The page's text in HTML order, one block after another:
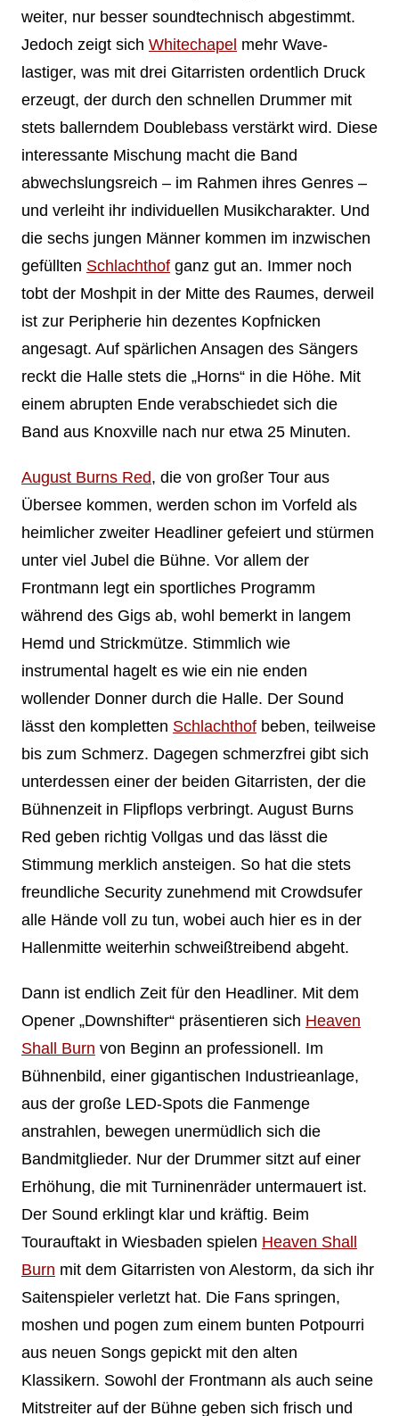
weiter, nur besser soundtechnisch abgestimmt.
Jedoch zeigt sich Whitechapel mehr Wave-
lastiger, was mit drei Gitarristen ordentlich Druck
erzeugt, der durch den schnellen Drummer mit
stets ballerndem Doublebass verstärkt wird. Diese
interessante Mischung macht die Band
abwechslungsreich – im Rahmen ihres Genres –
und verleiht ihr individuellen Musikcharakter. Und
die sechs jungen Männer kommen im inzwischen
gefüllten Schlachthofganz gut an. Immer noch
tobt der Moshpit in der Mitte des Raumes, derweil
ist zur Peripherie hin dezentes Kopfnicken
angesagt. Auf spärlichen Ansagen des Sängers
reckt die Halle stets die „Horns“ in die Höhe. Mit
einem abrupten Ende verabschiedet sich die
Band aus Knoxville nach nur etwa 25 Minuten.
August Burns Red, die von großer Tour aus
Übersee kommen, werden schon im Vorfeld als
heimlicher zweiter Headliner gefeiert und stürmen
unter viel Jubel die Bühne. Vor allem der
Frontmann legt ein sportliches Programm
während des Gigs ab, wohl bemerkt in langem
Hemd und Strickmütze. Stimmlich wie
instrumental hagelt es wie ein nie enden
wollender Donner durch die Halle. Der Sound
lässt den kompletten Schlachthofbeben, teilweise
bis zum Schmerz. Dagegen schmerzfrei gibt sich
unterdessen einer der beiden Gitarristen, der die
Bühnenzeit in Flipflops verbringt. August Burns
Red geben richtig Vollgas und das lässt die
Stimmung merklich ansteigen. So hat die stets
freundliche Security zunehmend mit Crowdsufer
alle Hände voll zu tun, wobei auch hier es in der
Hallenmitte weiterhin schweißtreibend abgeht.
Dann ist endlich Zeit für den Headliner. Mit dem
Opener „Downshifter“ präsentieren sich Heaven
Shall Burn von Beginn an professionell. Im
Bühnenbild, einer gigantischen Industrieanlage,
aus der große LED-Spots die Fanmenge
anstrahlen, bewegen unermüdlich sich die
Bandmitglieder. Nur der Drummer sitzt auf einer
Erhöhung, die mit Turninenräder untermauert ist.
Der Sound erklingt klar und kräftig. Beim
Tourauftakt in Wiesbaden spielen Heaven Shall
Burn mit dem Gitarristen von Alestorm, da sich ihr
Saitenspieler verletzt hat. Die Fans springen,
moshen und pogen zum einem bunten Potpourri
aus neuen Songs gepickt mit den alten
Klassikern. Sowohl der Frontmann als auch seine
Mitstreiter auf der Bühne geben sich frisch und